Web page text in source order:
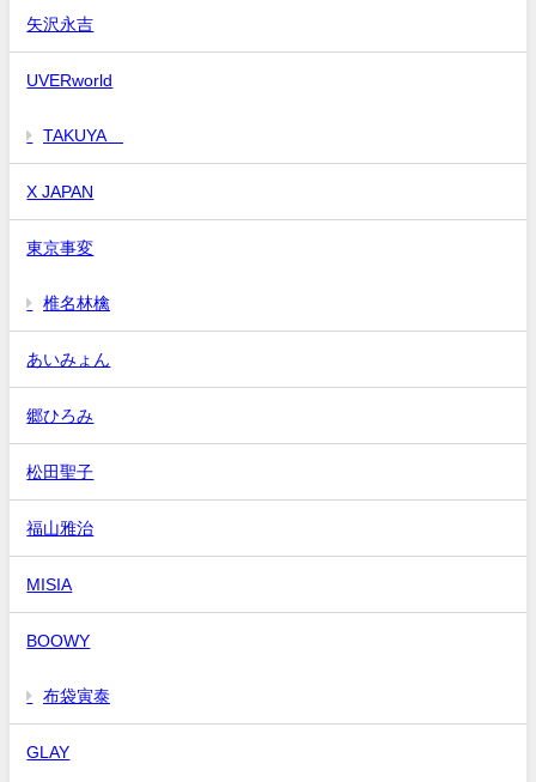
矢沢永吉
UVERworld
TAKUYA∞
X JAPAN
東京事変
椎名林檎
あいみょん
郷ひろみ
松田聖子
福山雅治
MISIA
BOOWY
布袋寅泰
GLAY